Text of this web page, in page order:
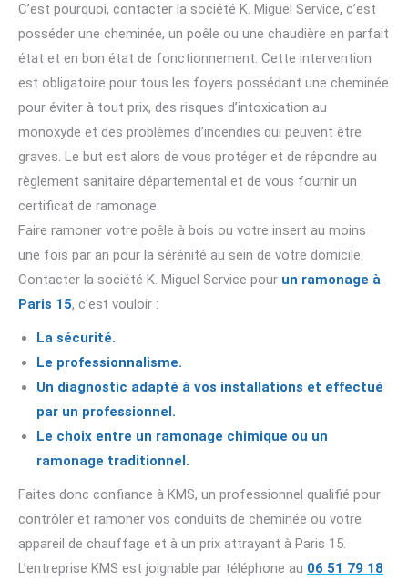
C’est pourquoi, contacter la société K. Miguel Service, c’est
posséder une cheminée, un poêle ou une chaudière en parfait
état et en bon état de fonctionnement. Cette intervention
est obligatoire pour tous les foyers possédant une cheminée
pour éviter à tout prix, des risques d’intoxication au
monoxyde et des problèmes d’incendies qui peuvent être
graves. Le but est alors de vous protéger et de répondre au
règlement sanitaire départemental et de vous fournir un
certificat de ramonage.
Faire ramoner votre poêle à bois ou votre insert au moins
une fois par an pour la sérénité au sein de votre domicile.
Contacter la société K. Miguel Service pour un ramonage à
Paris 15, c’est vouloir :
La sécurité.
Le professionnalisme.
Un diagnostic adapté à vos installations et effectué
par un professionnel.
Le choix entre un ramonage chimique ou un
ramonage traditionnel.
Faites donc confiance à KMS, un professionnel qualifié pour
contrôler et ramoner vos conduits de cheminée ou votre
appareil de chauffage et à un prix attrayant à Paris 15.
L’entreprise KMS est joignable par téléphone au 06 51 79 18